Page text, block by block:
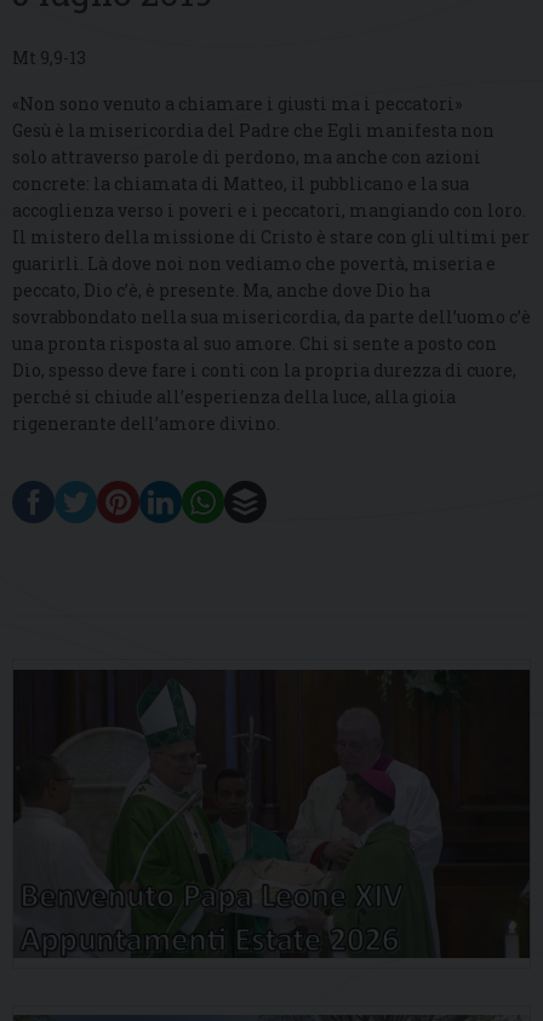
Mt 9,9-13
«Non sono venuto a chiamare i giusti ma i peccatori»
Gesù è la misericordia del Padre che Egli manifesta non
solo attraverso parole di perdono, ma anche con azioni
concrete: la chiamata di Matteo, il pubblicano e la sua
accoglienza verso i poveri e i peccatori, mangiando con loro.
Il mistero della missione di Cristo è stare con gli ultimi per
guarirli. Là dove noi non vediamo che povertà, miseria e
peccato, Dio c’è, è presente. Ma, anche dove Dio ha
sovrabbondato nella sua misericordia, da parte dell’uomo c’è
una pronta risposta al suo amore. Chi si sente a posto con
Dio, spesso deve fare i conti con la propria durezza di cuore,
perché si chiude all’esperienza della luce, alla gioia
rigenerante dell’amore divino.